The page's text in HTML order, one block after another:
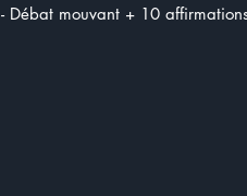
- Débat mouvant + 10